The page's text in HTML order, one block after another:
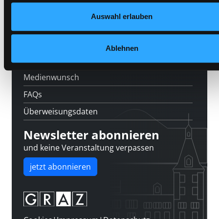
Auswahl erlauben
Ablehnen
Jobs
Medienwunsch
FAQs
Überweisungsdaten
Newsletter abonnieren
und keine Veranstaltung verpassen
jetzt abonnieren